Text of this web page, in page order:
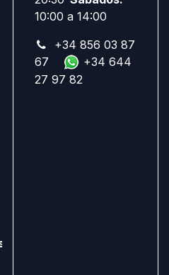
10:00 a 14:00
+34 856 03 87
67
+34 644
27 97 82